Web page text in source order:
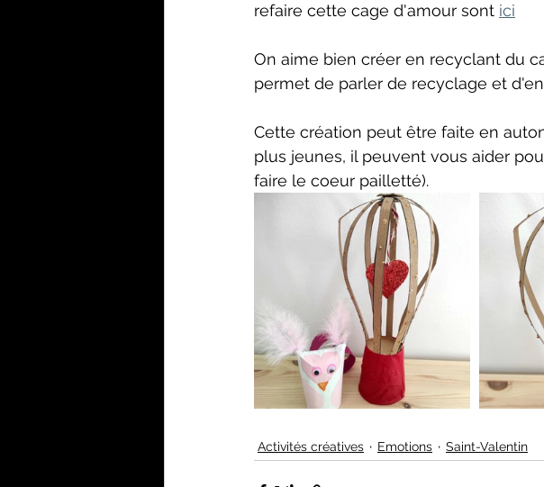
refaire cette cage d'amour sont ici
On aime bien créer en recyclant du
permet de parler de recyclage et
Cette création peut être faite en
plus jeunes, il peuvent vous aider
faire le coeur pailletté).
Activités créatives Emotions Saint-Valentin